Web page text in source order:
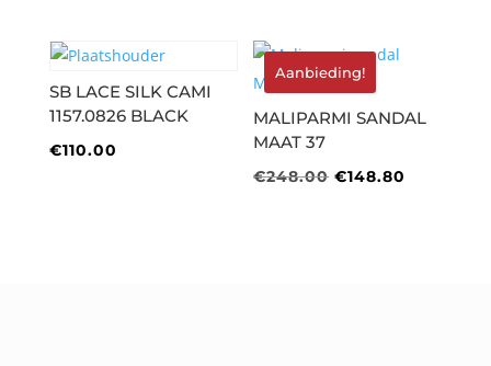
SB LACE SILK CAMI
1157.0826 BLACK
€110.00
Aanbieding!
MALIPARMI SANDAL
MAAT 37
€248.00 Oorspronkelijke
€148.80